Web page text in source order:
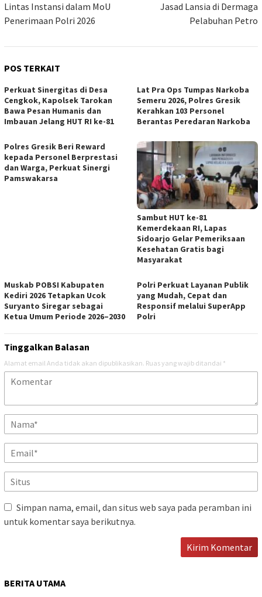
Lintas Instansi dalam MoU
Penerimaan Polri 2026
Jasad Lansia di Dermaga
Pelabuhan Petro
POS TERKAIT
Perkuat Sinergitas di Desa
Cengkok, Kapolsek Tarokan
Bawa Pesan Humanis dan
Imbauan Jelang HUT RI ke-81
Lat Pra Ops Tumpas Narkoba
Semeru 2026, Polres Gresik
Kerahkan 103 Personel
Berantas Peredaran Narkoba
Polres Gresik Beri Reward
kepada Personel Berprestasi
dan Warga, Perkuat Sinergi
Pamswakarsa
Sambut HUT ke-81
Kemerdekaan RI, Lapas
Sidoarjo Gelar Pemeriksaan
Kesehatan Gratis bagi
Masyarakat
Muskab POBSI Kabupaten
Kediri 2026 Tetapkan Ucok
Suryanto Siregar sebagai
Ketua Umum Periode 2026–2030
Polri Perkuat Layanan Publik
yang Mudah, Cepat dan
Responsif melalui SuperApp
Polri
Tinggalkan Balasan
Alamat email Anda tidak akan dipublikasikan. Ruas yang wajib ditandai *
Simpan nama, email, dan situs web saya pada peramban ini
untuk komentar saya berikutnya.
BERITA UTAMA